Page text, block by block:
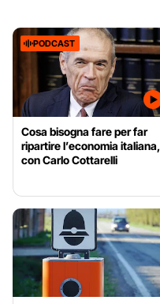
PODCAST
Cosa bisogna fare per far
ripartire l’economia italiana,
con Carlo Cottarelli